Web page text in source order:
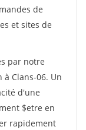
de
et sites de
par notre
Clans-06. Un
d'une
$etre en
rapidement